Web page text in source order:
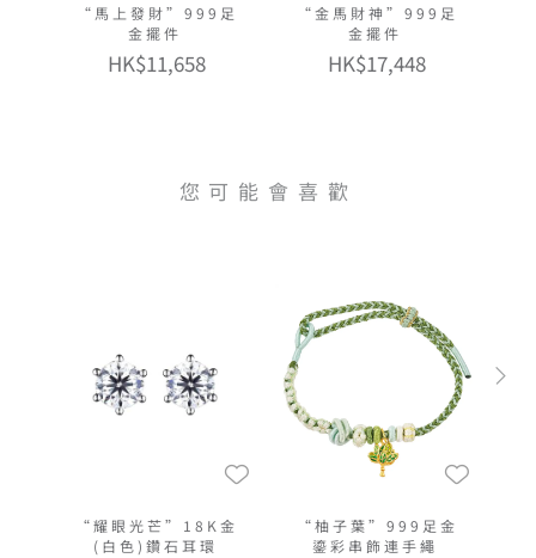
“馬上發財”999足
金擺件
HK$11,658
“金馬財神”999足
金擺件
HK$17,448
您可能會喜歡
“耀眼光芒”18K金
(白色)鑽石耳環
“柚子葉”999足金
鎏彩串飾連手繩